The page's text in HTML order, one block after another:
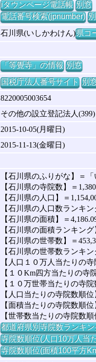
iタウンページ電話帳 別窓
電話番号検索(jpnumber)
石川県(いしかわけん)県コ
「等覺寺」の情報 別窓
国税庁法人番号サイト 別
8220005003654
その他の設立登記法人(399)
2015-10-05(月曜日)
2015-11-13(金曜日)
【石川県のふりがな】＝「
【石川県の寺院数】＝
【石川県の人口】＝
【石川県の人口数ランキ
【石川県の面積】＝
【石川県の面積ランキン
【石川県の世帯数】＝
【石川県の世帯数ランキ
【人口１０万人当たりの
【１０Km四方当たりの寺
【１０万世帯当たりの寺
【人口当たりの寺院数順
【面積当たりの寺院数順
【世帯数当たりの寺院数
都道府県別寺院数ランキン
寺院数順位(人口10万人当
寺院数順位(面積100平方